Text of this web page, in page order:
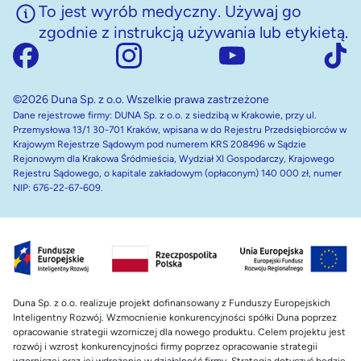
To jest wyrób medyczny. Używaj go
zgodnie z instrukcją używania lub etykietą.
©2026 Duna Sp. z o.o. Wszelkie prawa zastrzeżone
Dane rejestrowe firmy: DUNA Sp. z o.o. z siedzibą w Krakowie, przy ul.
Przemysłowa 13/1 30-701 Kraków, wpisana w do Rejestru Przedsiębiorców w
Krajowym Rejestrze Sądowym pod numerem KRS 208496 w Sądzie
Rejonowym dla Krakowa Śródmieścia, Wydział XI Gospodarczy, Krajowego
Rejestru Sądowego, o kapitale zakładowym (opłaconym) 140 000 zł, numer
NIP: 676-22-67-609.
Duna Sp. z o.o. realizuje projekt dofinansowany z Funduszy Europejskich
Inteligentny Rozwój. Wzmocnienie konkurencyjności spółki Duna poprzez
opracowanie strategii wzorniczej dla nowego produktu. Celem projektu jest
rozwój i wzrost konkurencyjności firmy poprzez opracowanie strategii